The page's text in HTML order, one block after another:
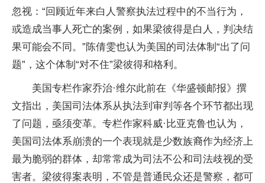
忽视：“回顾近年来白人警察执法过程中的不当行为，
或造成当事人死亡的案例，如果梁彼得是白人，判决结
果可能会不同。”陈倩雯也认为美国的司法体制“出了问
题”，这个体制“对不住”梁彼得和格利。
美国专栏作家乔治·维尔此前在《华盛顿邮报》撰
文指出，美国司法体系从执法到审判等各个环节都出现
了问题，亟须变革。专栏作家科威·比亚克鲁也认为，
美国司法体系崩溃的一个表现就是少数族裔作为经济上
最为脆弱的群体，却常常成为司法不公和司法歧视的受
害者。梁彼得案表明，不管是普通民众还是警察，都可